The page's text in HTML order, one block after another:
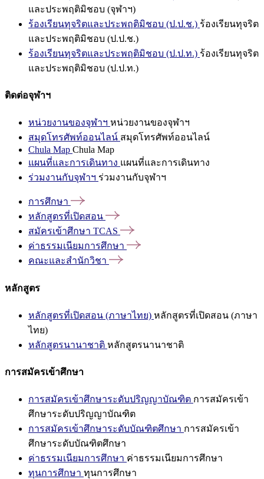
และประพฤติมิชอบ (จุฬาฯ)
ร้องเรียนทุจริตและประพฤติมิชอบ (ป.ป.ช.) ร้องเรียนทุจริต
และประพฤติมิชอบ (ป.ป.ช.)
ร้องเรียนทุจริตและประพฤติมิชอบ (ป.ป.ท.) ร้องเรียนทุจริต
และประพฤติมิชอบ (ป.ป.ท.)
ติดต่อจุฬาฯ
หน่วยงานของจุฬาฯ หน่วยงานของจุฬาฯ
สมุดโทรศัพท์ออนไลน์ สมุดโทรศัพท์ออนไลน์
Chula Map Chula Map
แผนที่และการเดินทาง แผนที่และการเดินทาง
ร่วมงานกับจุฬาฯ ร่วมงานกับจุฬาฯ
การศึกษา
หลักสูตรที่เปิดสอน
สมัครเข้าศึกษา TCAS
ค่าธรรมเนียมการศึกษา
คณะและสำนักวิชา
หลักสูตร
หลักสูตรที่เปิดสอน (ภาษาไทย) หลักสูตรที่เปิดสอน (ภาษา
ไทย)
หลักสูตรนานาชาติ หลักสูตรนานาชาติ
การสมัครเข้าศึกษา
การสมัครเข้าศึกษาระดับปริญญาบัณฑิต การสมัครเข้า
ศึกษาระดับปริญญาบัณฑิต
การสมัครเข้าศึกษาระดับบัณฑิตศึกษา การสมัครเข้า
ศึกษาระดับบัณฑิตศึกษา
ค่าธรรมเนียมการศึกษา ค่าธรรมเนียมการศึกษา
ทุนการศึกษา ทุนการศึกษา